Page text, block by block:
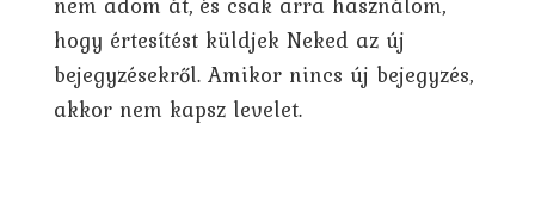
hogy értesítést küldjek Neked az új
bejegyzésekről. Amikor nincs új bejegyzés,
akkor nem kapsz levelet.